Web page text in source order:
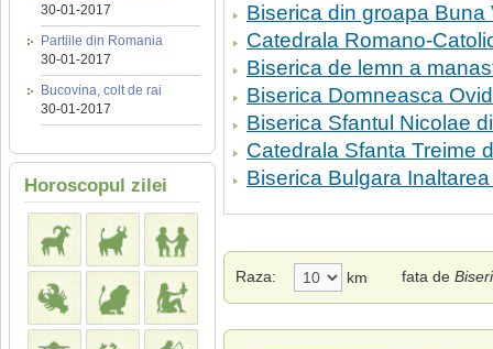
30-01-2017
Partiile din Romania
30-01-2017
Bucovina, colt de rai
30-01-2017
Horoscopul zilei
Biserica din groapa Buna
Catedrala Romano-
Biserica de lemn a
Biserica Domneasca
Biserica Sfantul Nicolae
Catedrala Sfanta Treime
Biserica Bulgara
Raza: km fata de